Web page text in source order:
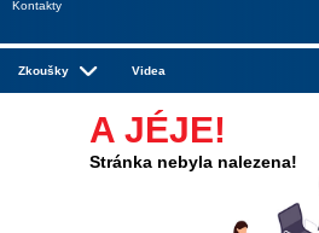
Kontakty
Zkoušky Videa
A JÉJE!
Stránka nebyla nalezena!